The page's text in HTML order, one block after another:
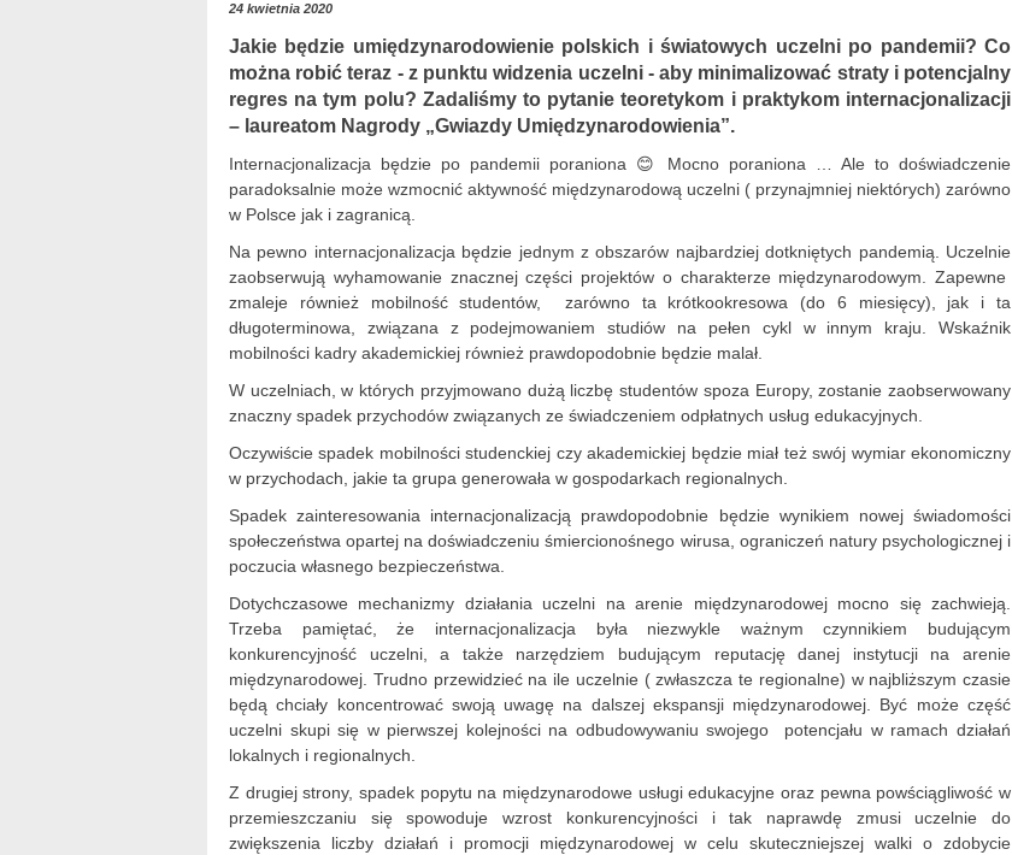
24 kwietnia 2020
Jakie będzie umiędzynarodowienie polskich i światowych uczelni po pandemii? Co
można robić teraz - z punktu widzenia uczelni - aby minimalizować straty i potencjalny
regres na tym polu? Zadaliśmy to pytanie teoretykom i praktykom internacjonalizacji
– laureatom Nagrody „Gwiazdy Umiędzynarodowienia”.
Internacjonalizacja będzie po pandemii poraniona 😊 Mocno poraniona … Ale to doświadczenie
paradoksalnie może wzmocnić aktywność międzynarodową uczelni ( przynajmniej niektórych) zarówno
w Polsce jak i zagranicą.
Na pewno internacjonalizacja będzie jednym z obszarów najbardziej dotkniętych pandemią. Uczelnie
zaobserwują wyhamowanie znacznej części projektów o charakterze międzynarodowym. Zapewne
zmaleje również mobilność studentów, zarówno ta krótkookresowa (do 6 miesięcy), jak i ta
długoterminowa, związana z podejmowaniem studiów na pełen cykl w innym kraju. Wskaźnik
mobilności kadry akademickiej również prawdopodobnie będzie malał.
W uczelniach, w których przyjmowano dużą liczbę studentów spoza Europy, zostanie zaobserwowany
znaczny spadek przychodów związanych ze świadczeniem odpłatnych usług edukacyjnych.
Oczywiście spadek mobilności studenckiej czy akademickiej będzie miał też swój wymiar ekonomiczny
w przychodach, jakie ta grupa generowała w gospodarkach regionalnych.
Spadek zainteresowania internacjonalizacją prawdopodobnie będzie wynikiem nowej świadomości
społeczeństwa opartej na doświadczeniu śmiercionośnego wirusa, ograniczeń natury psychologicznej i
poczucia własnego bezpieczeństwa.
Dotychczasowe mechanizmy działania uczelni na arenie międzynarodowej mocno się zachwieją.
Trzeba pamiętać, że internacjonalizacja była niezwykle ważnym czynnikiem budującym
konkurencyjność uczelni, a także narzędziem budującym reputację danej instytucji na arenie
międzynarodowej. Trudno przewidzieć na ile uczelnie ( zwłaszcza te regionalne) w najbliższym czasie
będą chciały koncentrować swoją uwagę na dalszej ekspansji międzynarodowej. Być może część
uczelni skupi się w pierwszej kolejności na odbudowywaniu swojego potencjału w ramach działań
lokalnych i regionalnych.
Z drugiej strony, spadek popytu na międzynarodowe usługi edukacyjne oraz pewna powściągliwość w
przemieszczaniu się spowoduje wzrost konkurencyjności i tak naprawdę zmusi uczelnie do
zwiększenia liczby działań i promocji międzynarodowej w celu skuteczniejszej walki o zdobycie